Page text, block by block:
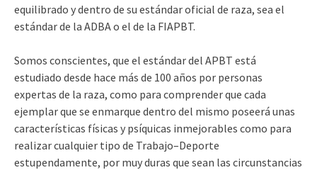
equilibrado y dentro de su estándar oficial de raza, sea el
estándar de la ADBA o el de la FIAPBT.
Somos conscientes, que el estándar del APBT está
estudiado desde hace más de 100 años por personas
expertas de la raza, como para comprender que cada
ejemplar que se enmarque dentro del mismo poseerá unas
características físicas y psíquicas inmejorables como para
realizar cualquier tipo de Trabajo–Deporte
estupendamente, por muy duras que sean las circunstancias